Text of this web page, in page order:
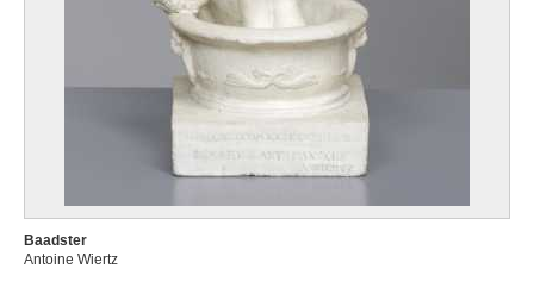
Baadster
Antoine Wiertz